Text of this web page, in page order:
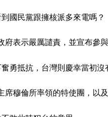
國民黨跟擁核派多來電嗎？
府表示嚴厲譴責，並宣布參
勇抵抗，台灣則慶幸當初
席穆倫所率領的特使團，以